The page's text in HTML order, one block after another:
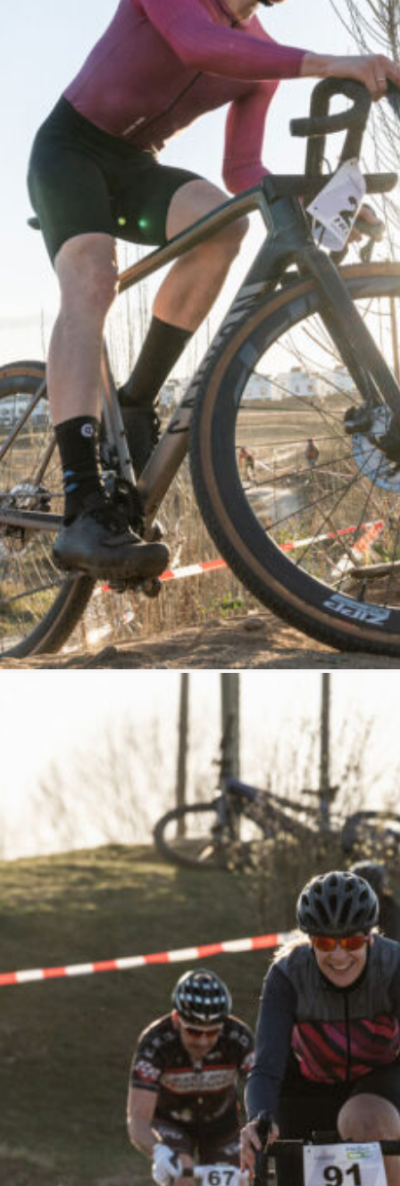
Mail: info@cyclingworld.de
Tel: +49-211-69571517
Fax: +49-211-69571401
Impressum
Datenschutz
Kontakt
Jobs
Blog
Über unsMedien Downloads
Partner
werden
Social Media
Linkedin
Youtube
Hier für unseren Newsletter
registrieren
E-Mail-Adresse: